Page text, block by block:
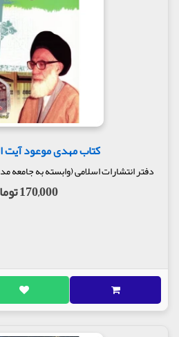
کتاب مهدی موعود آیت
دفتر انتشارات اسلامی (وابسته به
170,000 تومان